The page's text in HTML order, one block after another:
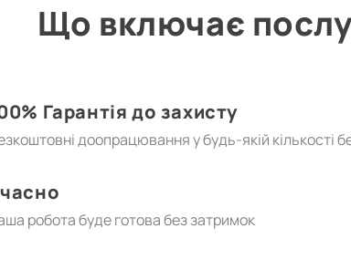
Що включає
Гарантія до захисту
доопрацювання у будь-якій кількості
робота буде готова без затримок